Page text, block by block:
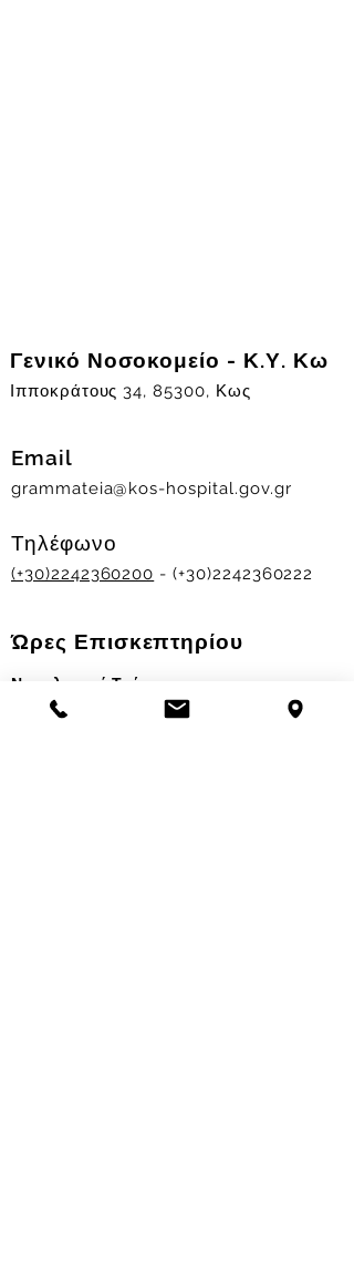
Γενικό Νοσοκομείο - Κ.Υ. Κω
Ιπποκράτους 34, 85300, Κως
Email
grammateia@kos-hospital.gov.gr
Τηλέφωνο
(+30)2242360200 - (+30)2242360222
Ώρες Επισκεπτηρίου
Νοσηλευτικά Τμήματα
Χειμερινό ωράριο: 11.00-13.00
17.30-19.30